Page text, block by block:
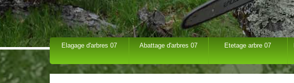
Elagage d'arbres 07 Abattage d'arbres 07 Etetage arbre 07